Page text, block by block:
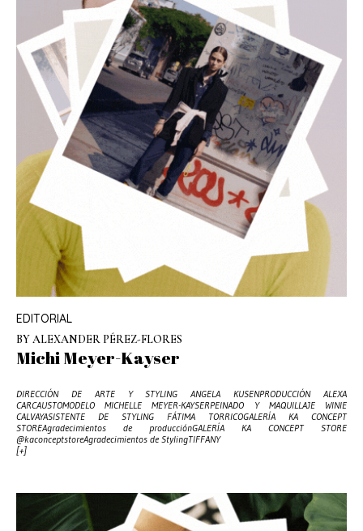
EDITORIAL
BY ALEXANDER PÉREZ-FLORES
Michi Meyer-Kayser
DIRECCIÓN DE ARTE Y STYLING ANGELA KUSENPRODUCCIÓN ALEXA
CARCAUSTOMODELO MICHELLE MEYER-KAYSERPEINADO Y MAQUILLAJE WINIE
CALVAYASISTENTE DE STYLING FÁTIMA TORRICOGALERÍA KA CONCEPT
STOREAgradecimientos de producciónGALERÍA KA CONCEPT STORE
@kaconceptstoreAgradecimientos de StylingTIFFANY
[+]